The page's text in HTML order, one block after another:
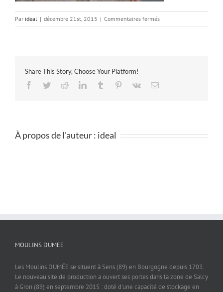
Par ideal | décembre 21st, 2015 | Commentaires ferméssur
GENEREUX
Share This Story, Choose Your Platform!
Facebook
TwitterRedditLinkedInTumblr Pinterest
Vk Email
À propos de l'auteur : ideal
MOULINS DUMEE
Les Moulins DUMÉE se situent à Sens (89) en Bourgogne depuis 1703.
Le nouveau site de production a ouvert ses portes dans la zone de Salcy
à Gron (89) en septembre 2015 : doté d'une capacité de stockage en